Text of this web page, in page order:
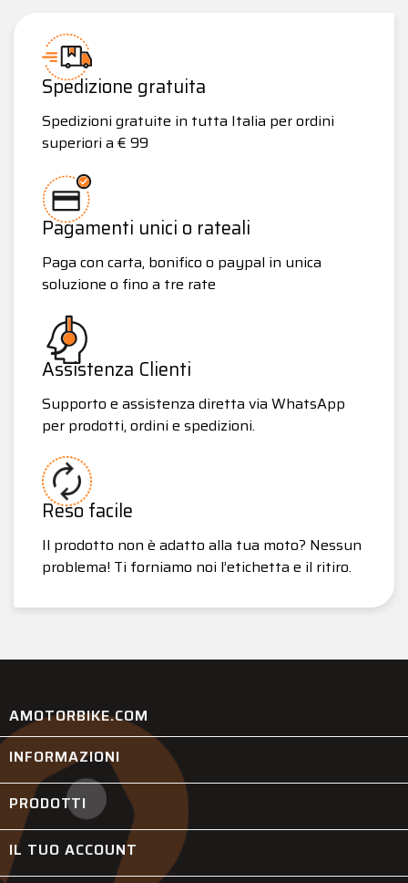
Spedizione gratuita
Spedizioni gratuite in tutta Italia per ordini
superiori a € 99
Pagamenti unici o rateali
Paga con carta, bonifico o paypal in unica
soluzione o fino a tre rate
Assistenza Clienti
Supporto e assistenza diretta via WhatsApp
per prodotti, ordini e spedizioni.
Reso facile
Il prodotto non è adatto alla tua moto? Nessun
problema! Ti forniamo noi l’etichetta e il ritiro.
AMOTORBIKE.COM
INFORMAZIONI
PRODOTTI
IL TUO ACCOUNT